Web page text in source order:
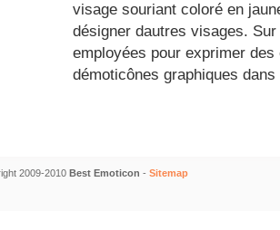
visage souriant coloré en
désigner dautres visages.
employées pour exprimer
démoticônes graphiques
2009-2010 Best Emoticon - Sitemap